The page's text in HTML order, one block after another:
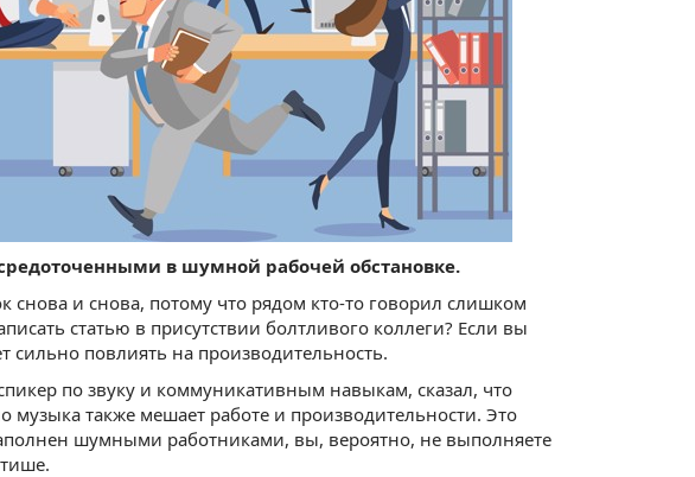
в шумной рабочей обстановке.
и снова, потому что рядом кто-то говорил слишком
статью в присутствии болтливого коллеги? Если вы
повлиять на производительность.
по звуку и коммуникативным навыкам, сказал, что
также мешает работе и производительности. Это
шумными работниками, вы, вероятно, не выполняете